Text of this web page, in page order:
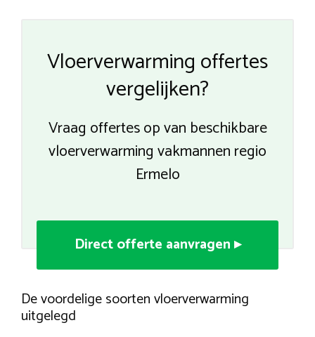
Vloerverwarming offertes
vergelijken?
Vraag offertes op van beschikbare
vloerverwarming vakmannen regio
Ermelo
Direct offerte aanvragen ▸
De voordelige soorten vloerverwarming
uitgelegd